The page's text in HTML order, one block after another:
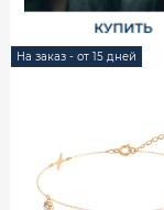
На заказ - от 15 дней